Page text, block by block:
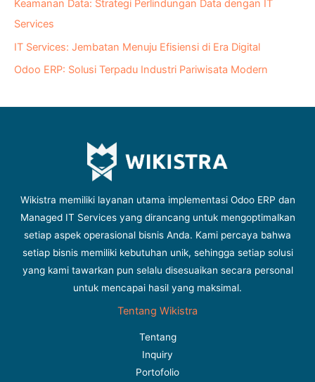
Keamanan Data: Strategi Perlindungan Data dengan IT
Services
IT Services: Jembatan Menuju Efisiensi di Era Digital
Odoo ERP: Solusi Terpadu Industri Pariwisata Modern
Wikistra memiliki layanan utama implementasi Odoo ERP dan
Managed IT Services yang dirancang untuk mengoptimalkan
setiap aspek operasional bisnis Anda. Kami percaya bahwa
setiap bisnis memiliki kebutuhan unik, sehingga setiap solusi
yang kami tawarkan pun selalu disesuaikan secara personal
untuk mencapai hasil yang maksimal.
Tentang Wikistra
Tentang
Inquiry
Portofolio